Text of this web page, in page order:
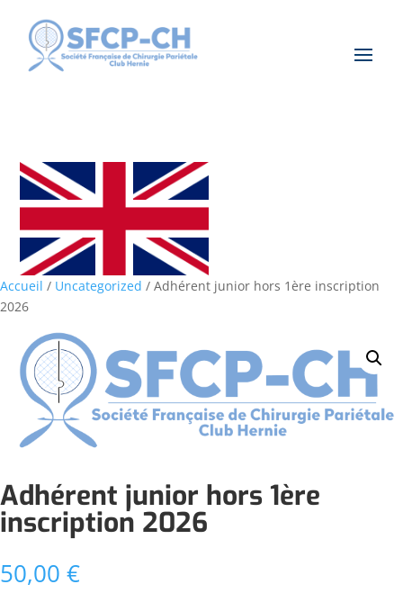
Accueil / Uncategorized / Adhérent junior hors 1ère inscription
2026
Adhérent junior hors 1ère
inscription 2026
50,00 €